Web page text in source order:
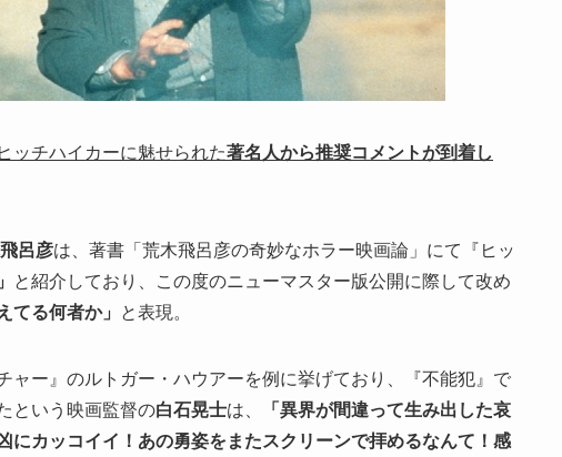
ッチハイカーに魅せられた著名人から推奨コメントが到着し
呂彦は、著書「荒木飛呂彦の奇妙なホラー映画論」にて『ヒッ
と紹介しており、この度のニューマスター版公開に際して改め
てる何者か」 と表現。
ャー』のルトガー・ハウアーを例に挙げており、『不能犯』で
という映画監督の白石晃士は、
「異界が間違って生み出した哀
にカッコイイ！あの勇姿をまたスクリーンで拝めるなんて！感